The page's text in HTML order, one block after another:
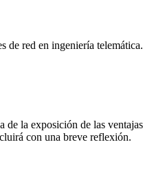
de red en ingeniería telemática.
la exposición de las
con una breve reflexión.